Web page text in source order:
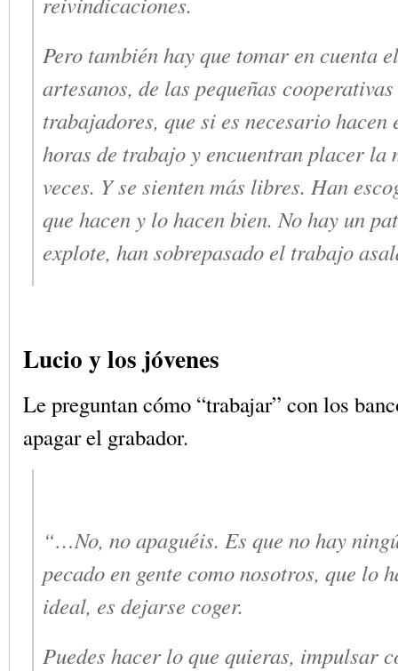
Pero también hay que tomar en cuenta
artesanos, de las pequeñas
trabajadores, que si es necesario hacen
horas de trabajo y encuentran placer la
veces. Y se sienten más libres. Han
que hacen y lo hacen bien. No hay un
explote, han sobrepasado el trabajo
Lucio y los jóvenes
Le preguntan cómo “trabajar” con los
apagar el grabador.
“…No, no apaguéis. Es que no hay
pecado en gente como nosotros, que lo
ideal, es dejarse coger.
Puedes hacer lo que quieras, impulsar